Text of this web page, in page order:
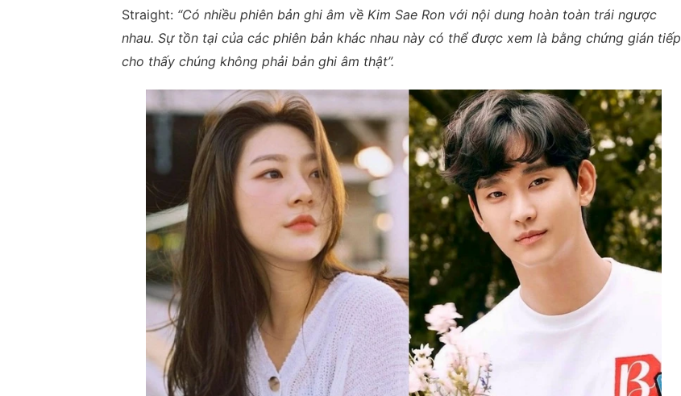
Straight: “Có nhiều phiên bản ghi âm về Kim Sae Ron với nội dung hoàn toàn trái ngược
nhau. Sự tồn tại của các phiên bản khác nhau này có thể được xem là bằng chứng gián tiếp
cho thấy chúng không phải bản ghi âm thật”.